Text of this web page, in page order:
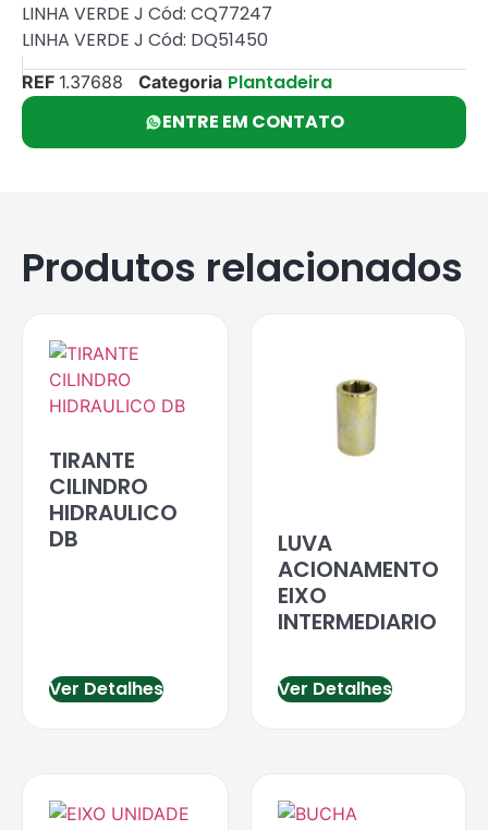
LINHA VERDE J Cód: CQ77247
LINHA VERDE J Cód: DQ51450
REF 1.37688 Categoria Plantadeira
ENTRE EM CONTATO
Produtos relacionados
TIRANTE
CILINDRO
HIDRAULICO
DB
Ver Detalhes
LUVA
ACIONAMENTO
EIXO
INTERMEDIARIO
Ver Detalhes